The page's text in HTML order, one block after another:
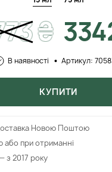
₴
В наявності Артикул:
КУПИТИ
Новою Поштою
або при отриманні
з 2017 року